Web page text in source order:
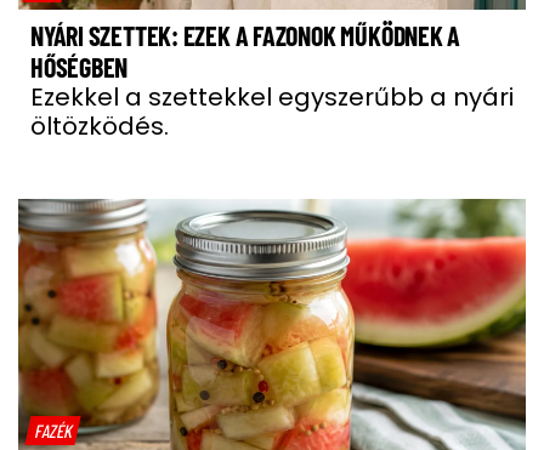
NYÁRI SZETTEK: EZEK A FAZONOK MŰKÖDNEK A
HŐSÉGBEN
Ezekkel a szettekkel egyszerűbb a nyári
öltözködés.
FAZÉK